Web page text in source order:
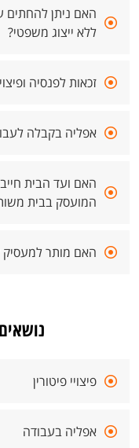
האם ניתן להחתים
ללא ייצוג משפטי?
זכאות לפנסיה
אפליה בקבלה
האם ועד הבית
המועסק בבית
האם מותר למעסיק
פיצויי פיטורין
אפליה בעבודה